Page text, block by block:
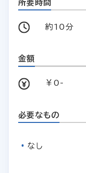
所要時間
約10分
金額
￥0-
必要なもの
なし